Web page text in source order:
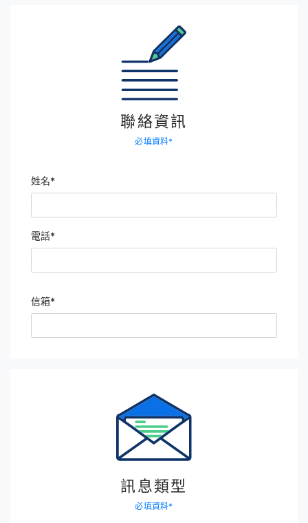
國外所在地以電子郵件、電話、簡訊、以自動化機器
或其他非自動化之利用方式利用。
台端得至www.uni-prosperity.com.tw網站留言或來電客
服中心(電話：0809-001365，服務時間為每日上午9點
至下午9點)主張個人資料保護法第三條規定之權利，
請求查詢、閱覽、製給複製本、補充或更正、停止蒐
集處理或利用、或刪除原提供之個人資料。另台端如
請求查詢、閱覽個人資料或製給複製本時，將酌收必
要成本費用。惟依法本公司因執行業務所必須者，本
公司得不依台端請求為之。
台端可自由選擇是否提供其個人資料，惟若拒絕提供
聯絡資訊
必填資料*
姓名*
電話*
信箱*
訊息類型
必填資料*